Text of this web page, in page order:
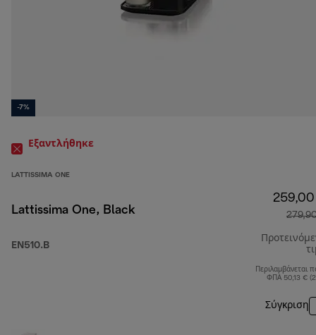
-7%
Εξαντλήθηκε
LATTISSIMA ONE
Lattissima One, Black
EN510.B
Περιλαμβάνεται
ΦΠΑ 50,13 €
Σύγκριση